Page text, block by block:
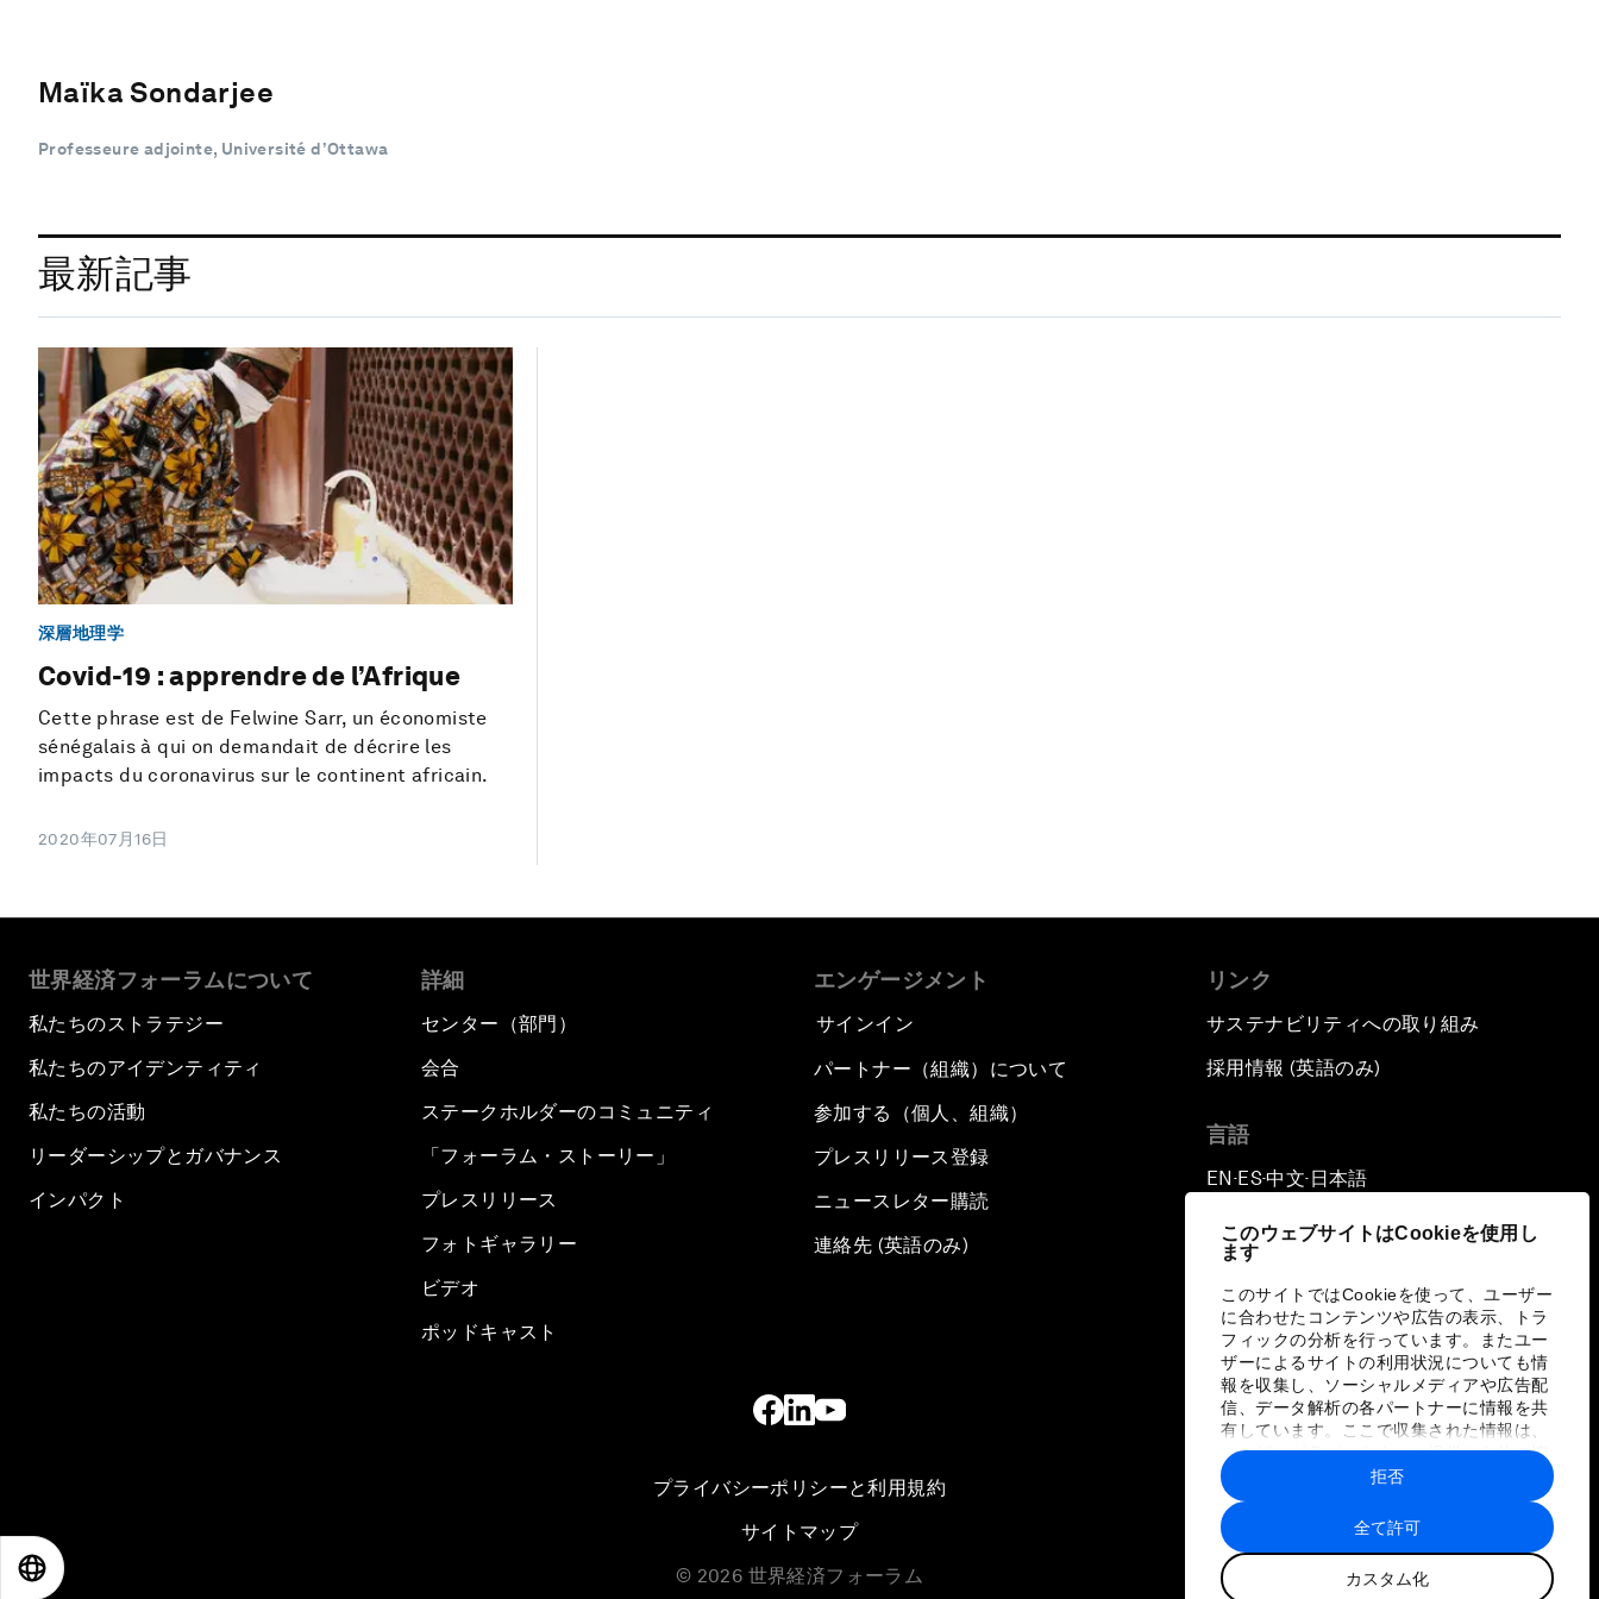
このウェブサイトはCookieを使用し
ます
このサイトではCookieを使って、ユーザー
に合わせたコンテンツや広告の表示、トラ
フィックの分析を行っています。またユー
ザーによるサイトの利用状況についても情
報を収集し、ソーシャルメディアや広告配
信、データ解析の各パートナーに情報を共
有しています。ここで収集された情報は、
ユーザーが各パートナーに提供した他の情
報や各パートナーのサービスを使用した際
に収集された情報と組み合わされ、各パー
トナーによって使用されることがありま
す。
全て許可
カスタム化
拒否
Maïka Sondarjee
Professeure adjointe, Université d’Ottawa
最新記事
深層地理学
Covid-19 : apprendre de l’Afrique
Cette phrase est de Felwine Sarr, un économiste
sénégalais à qui on demandait de décrire les
impacts du coronavirus sur le continent africain.
2020年07月16日
世界経済フォーラムについて
私たちのストラテジー
私たちのアイデンティティ
私たちの活動
リーダーシップとガバナンス
インパクト
詳細
センター（部門）
会合
ステークホルダーのコミュニティ
「フォーラム・ストーリー」
プレスリリース
フォトギャラリー
ビデオ
ポッドキャスト
エンゲージメント
サインイン
パートナー（組織）について
参加する（個人、組織）
プレスリリース登録
ニュースレター購読
連絡先 (英語のみ)
リンク
サステナビリティへの取り組み
採用情報 (英語のみ)
言語
EN ▪ ES▪中文▪ 日本語
プライバシーポリシーと利用規約
サイトマップ
© 2026 世界経済フォーラム